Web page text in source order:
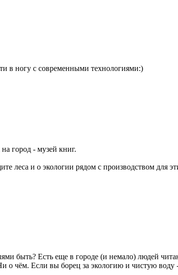
в ногу с современными технологиями:)
город - музей книг.
леса и о экологии рядом с производством для
быть? Есть еще в городе (и немало) людей
чём. Если вы борец за экологию и чистую воду